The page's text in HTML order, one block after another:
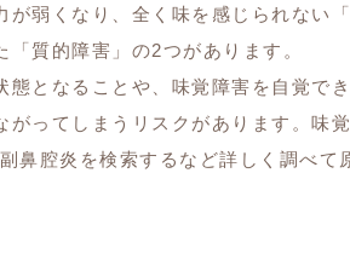
弱くなり、全く味を感じられない
質的障害」の2つがあります。
となることや、味覚障害を自覚で
ってしまうリスクがあります。味
鼻腔炎を検索するなど詳しく調べて